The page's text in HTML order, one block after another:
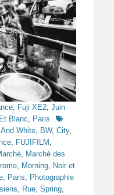
Fuji XE2 Juin
Blanc Paris
Tags
White BW, City,
FUJIFILM
Marché des
Morning
Noir et
Paris
Photographie
Rue Spring